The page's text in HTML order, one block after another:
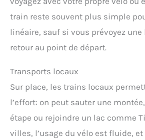
train reste souvent plus simple
linéaire, sauf si vous prévoyez une
retour au point de départ.
Transports locaux
Sur place, les trains locaux
l’effort: on peut sauter une
étape ou rejoindre un lac comme
villes, l’usage du vélo est fluide,